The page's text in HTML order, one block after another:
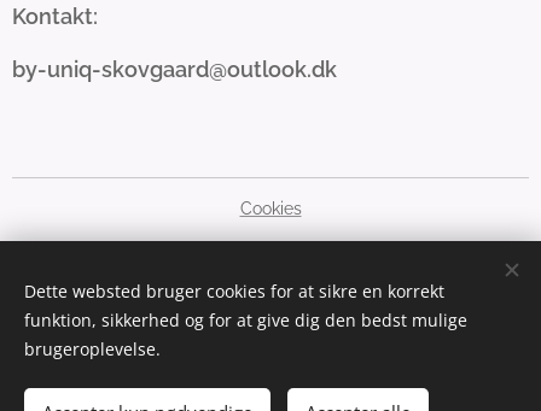
Kontakt:
by-uniq-skovgaard@outlook.dk
Cookies
Dansk
English
DKK kr
GBP £ SEK kr NOK kr EUR € PLN zł
Dette websted bruger cookies for at sikre en korrekt
funktion, sikkerhed og for at give dig den bedst mulige
brugeroplevelse.